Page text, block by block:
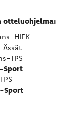
otteluohjelma:
HIFK
Ässät
TPS
Sport
Sport